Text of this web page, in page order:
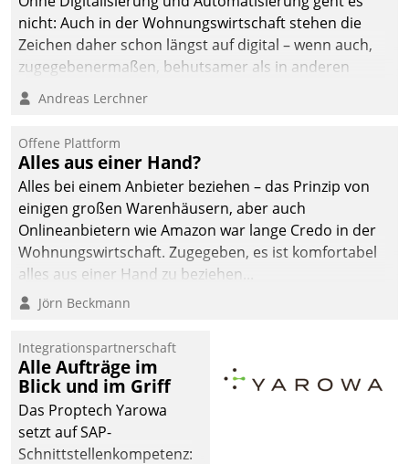
nicht: Auch in der Wohnungswirtschaft stehen die
Zeichen daher schon längst auf digital – wenn auch,
zugegebenermaßen, behutsamer als in anderen
Branchen.
Andreas Lerchner
Offene Plattform
Alles aus einer Hand?
Alles bei einem Anbieter beziehen – das Prinzip von
einigen großen Warenhäusern, aber auch
Onlineanbietern wie Amazon war lange Credo in der
Wohnungswirtschaft. Zugegeben, es ist komfortabel
alles aus einer Hand zu beziehen...
Jörn Beckmann
Integrationspartnerschaft
Alle Aufträge im
Blick und im Griff
Das Proptech Yarowa
setzt auf SAP-
Schnittstellenkompetenz: